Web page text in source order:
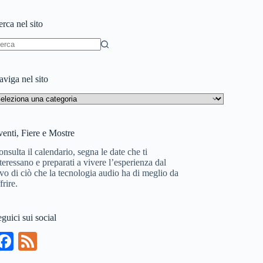
nel sito
nel sito
Fiere e Mostre
il calendario, segna le date che ti
e preparati a vivere l’esperienza dal
di ciò che la tecnologia audio ha di meglio da
sui social
Fa